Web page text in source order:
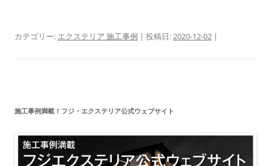
カテゴリー: エクステリア 施工事例 | 投稿日:2020-12-02 |
施工事例満載！フジ・エクステリア公式ウェブサイト